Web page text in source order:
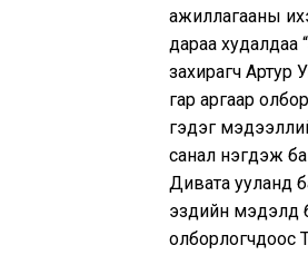
ажиллагааны
дараа худалдаа
захирагч Артур
гар аргаар
гэдэг
санал нэгдэж
Дивата ууланд
эздийн мэдэлд
олборлогчдоос